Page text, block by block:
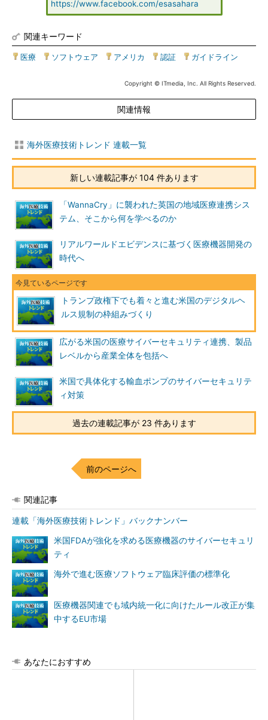
https://www.facebook.com/esasahara
関連キーワード
医療 ソフトウェア アメリカ 認証 ガイドライン
Copyright © ITmedia, Inc. All Rights Reserved.
関連情報
海外医療技術トレンド 連載一覧
新しい連載記事が 104 件あります
「WannaCry」に襲われた英国の地域医療連携シス
テム、そこから何を学べるのか
リアルワールドエビデンスに基づく医療機器開発の
時代へ
トランプ政権下でも着々と進む米国のデジタルヘ
ルス規制の枠組みづくり
広がる米国の医療サイバーセキュリティ連携、製品
レベルから産業全体を包括へ
米国で具体化する輸血ポンプのサイバーセキュリテ
ィ対策
過去の連載記事が 23 件あります
前のページへ
関連記事
連載「海外医療技術トレンド」バックナンバー
米国FDAが強化を求める医療機器のサイバーセキュリ
ティ
海外で進む医療ソフトウェア臨床評価の標準化
医療機器関連でも域内統一化に向けたルール改正が集
中するEU市場
あなたにおすすめ